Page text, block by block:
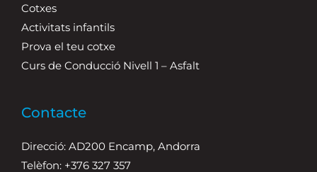
Cotxes
Activitats infantils
Prova el teu cotxe
Curs de Conducció Nivell 1 – Asfalt
Contacte
Direcció: AD200 Encamp, Andorra
Telèfon: +376 327 357